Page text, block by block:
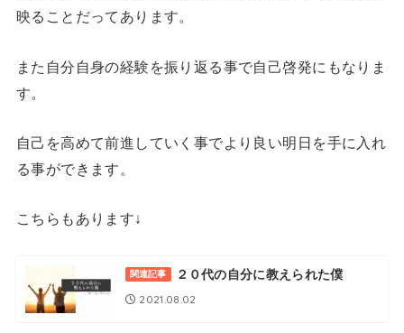
映ることだってあります。
また自分自身の経験を振り返る事で自己啓発にもなりま
す。
自己を高めて前進していく事でより良い明日を手に入れ
る事ができます。
こちらもあります↓
関連記事 ２０代の自分に教えられた僕
2021.08.02